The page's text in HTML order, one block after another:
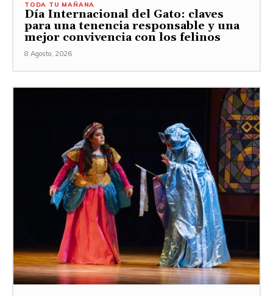
TODA TU MAÑANA
Día Internacional del Gato: claves
para una tenencia responsable y una
mejor convivencia con los felinos
8 Agosto, 2026